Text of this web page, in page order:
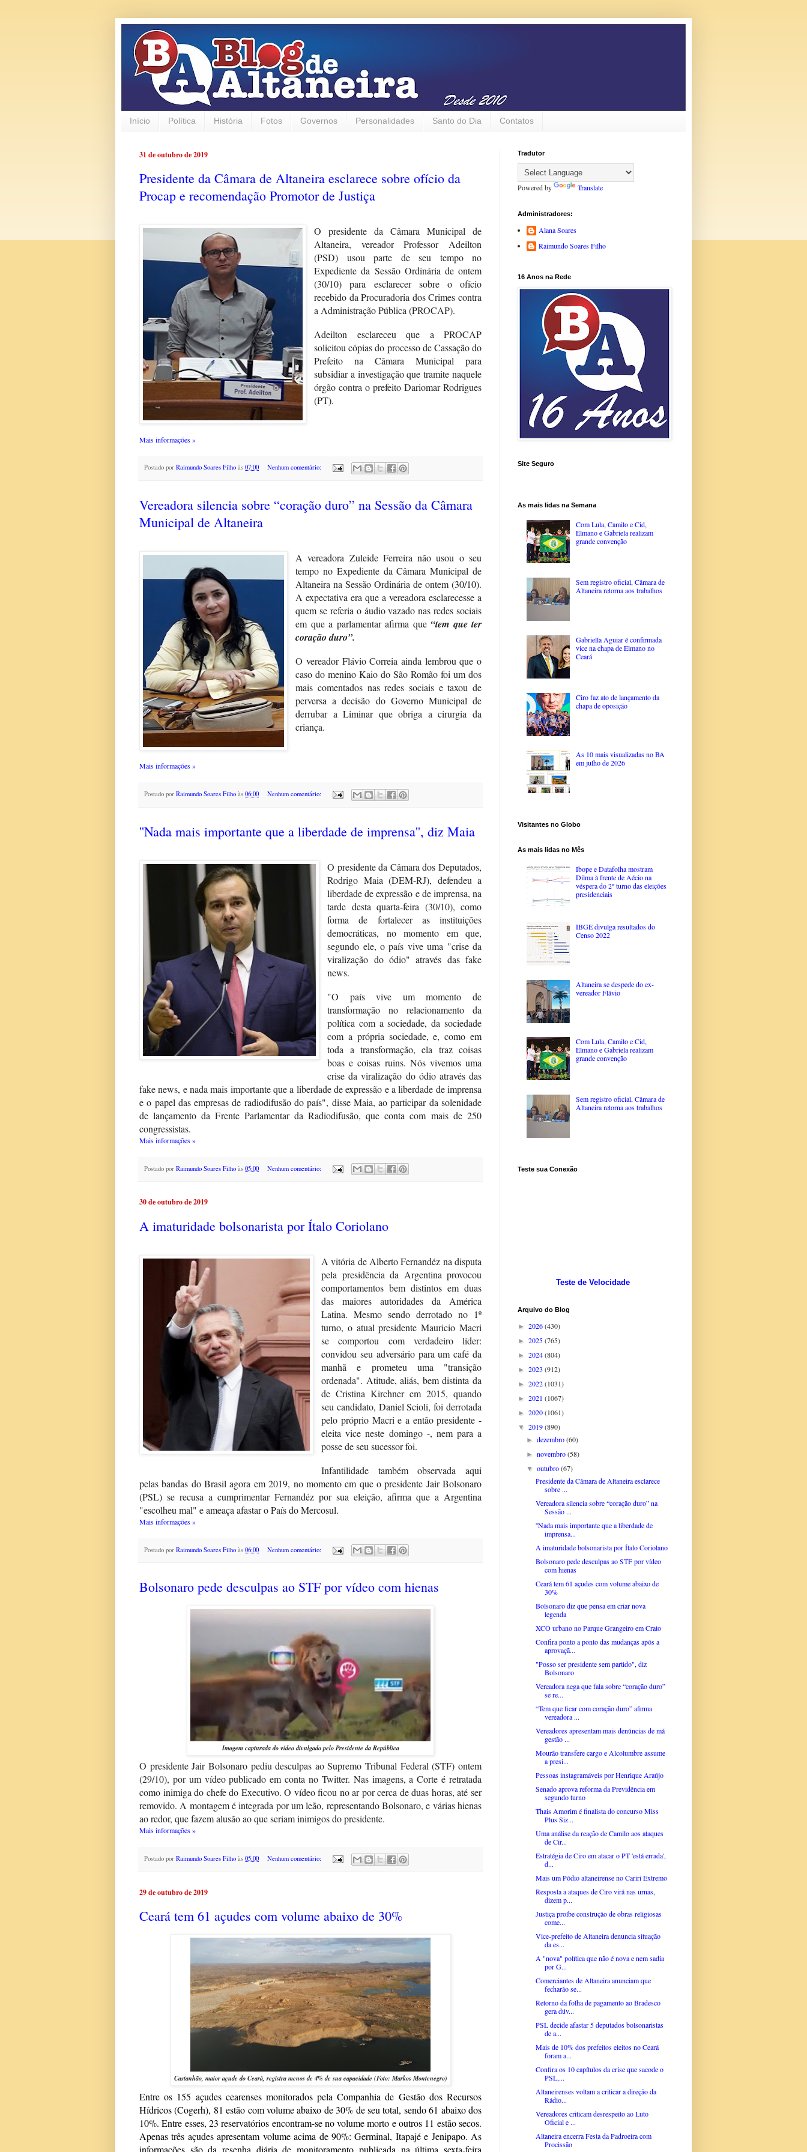
Início Política História Fotos Governos Personalidades Santo do Dia Contatos
31 de outubro de 2019
Presidente da Câmara de Altaneira esclarece sobre ofício da
Procap e recomendação Promotor de Justiça
O presidente da Câmara Municipal de
Altaneira, vereador Professor Adeilton
(PSD) usou parte de seu tempo no
Expediente da Sessão Ordinária de ontem
(30/10) para esclarecer sobre o ofício
recebido da Procuradoria dos Crimes contra
a Administração Pública (PROCAP).
Adeilton esclareceu que a PROCAP
solicitou cópias do processo de Cassação do
Prefeito na Câmara Municipal para
subsidiar a investigação que tramite naquele
órgão contra o prefeito Dariomar Rodrigues
(PT).
Mais informações »
Postado por Raimundo Soares Filho às 07:00 Nenhum comentário:
Vereadora silencia sobre “coração duro” na Sessão da Câmara
Municipal de Altaneira
A vereadora Zuleide Ferreira não usou o seu
tempo no Expediente da Câmara Municipal de
Altaneira na Sessão Ordinária de ontem (30/10).
A expectativa era que a vereadora esclarecesse a
quem se referia o áudio vazado nas redes sociais
em que a parlamentar afirma que “tem que ter
coração duro”.
O vereador Flávio Correia ainda lembrou que o
caso do menino Kaio do São Romão foi um dos
mais comentados nas redes sociais e taxou de
perversa a decisão do Governo Municipal de
derrubar a Liminar que obriga a cirurgia da
criança.
Mais informações »
Postado por Raimundo Soares Filho às 06:00 Nenhum comentário:
''Nada mais importante que a liberdade de imprensa'', diz Maia
O presidente da Câmara dos Deputados,
Rodrigo Maia (DEM-RJ), defendeu a
liberdade de expressão e de imprensa, na
tarde desta quarta-feira (30/10), como
forma de fortalecer as instituições
democráticas, no momento em que,
segundo ele, o país vive uma "crise da
viralização do ódio" através das fake
news.
"O país vive um momento de
transformação no relacionamento da
política com a sociedade, da sociedade
com a própria sociedade, e, como em
toda a transformação, ela traz coisas
boas e coisas ruins. Nós vivemos uma
crise da viralização do ódio através das
fake news, e nada mais importante que a liberdade de expressão e a liberdade de imprensa
e o papel das empresas de radiodifusão do país", disse Maia, ao participar da solenidade
de lançamento da Frente Parlamentar da Radiodifusão, que conta com mais de 250
congressistas.
Mais informações »
Postado por Raimundo Soares Filho às 05:00 Nenhum comentário:
30 de outubro de 2019
A imaturidade bolsonarista por Ítalo Coriolano
A vitória de Alberto Fernandéz na disputa
pela presidência da Argentina provocou
comportamentos bem distintos em duas
das maiores autoridades da América
Latina. Mesmo sendo derrotado no 1º
turno, o atual presidente Mauricio Macri
se comportou com verdadeiro líder:
convidou seu adversário para um café da
manhã e prometeu uma "transição
ordenada". Atitude, aliás, bem distinta da
de Cristina Kirchner em 2015, quando
seu candidato, Daniel Scioli, foi derrotada
pelo próprio Macri e a então presidente -
eleita vice neste domingo -, nem para a
posse de seu sucessor foi.
Infantilidade também observada aqui
pelas bandas do Brasil agora em 2019, no momento em que o presidente Jair Bolsonaro
(PSL) se recusa a cumprimentar Fernandéz por sua eleição, afirma que a Argentina
"escolheu mal" e ameaça afastar o País do Mercosul.
Mais informações »
Postado por Raimundo Soares Filho às 06:00 Nenhum comentário:
Bolsonaro pede desculpas ao STF por vídeo com hienas
Imagem capturada do vídeo divulgado pelo Presidente da República
O presidente Jair Bolsonaro pediu desculpas ao Supremo Tribunal Federal (STF) ontem
(29/10), por um vídeo publicado em conta no Twitter. Nas imagens, a Corte é retratada
como inimiga do chefe do Executivo. O vídeo ficou no ar por cerca de duas horas, até ser
removido. A montagem é integrada por um leão, representando Bolsonaro, e várias hienas
ao redor, que fazem alusão ao que seriam inimigos do presidente.
Mais informações »
Postado por Raimundo Soares Filho às 05:00 Nenhum comentário:
29 de outubro de 2019
Ceará tem 61 açudes com volume abaixo de 30%
Castanhão, maior açude do Ceará, registra menos de 4% de sua capacidade (Foto: Markos Montenegro)
Entre os 155 açudes cearenses monitorados pela Companhia de Gestão dos Recursos
Hídricos (Cogerh), 81 estão com volume abaixo de 30% de seu total, sendo 61 abaixo dos
10%. Entre esses, 23 reservatórios encontram-se no volume morto e outros 11 estão secos.
Apenas três açudes apresentam volume acima de 90%: Germinal, Itapajé e Jenipapo. As
informações são da resenha diária de monitoramento publicada na última sexta-feira
Tradutor
Powered by Translate
Administradores:
Alana Soares
Raimundo Soares Filho
16 Anos na Rede
Site Seguro
As mais lidas na Semana
Com Lula, Camilo e Cid,
Elmano e Gabriela realizam
grande convenção
Sem registro oficial, Câmara de
Altaneira retorna aos trabalhos
Gabriella Aguiar é confirmada
vice na chapa de Elmano no
Ceará
Ciro faz ato de lançamento da
chapa de oposição
As 10 mais visualizadas no BA
em julho de 2026
Visitantes no Globo
As mais lidas no Mês
Ibope e Datafolha mostram
Dilma à frente de Aécio na
véspera do 2º turno das eleições
presidenciais
IBGE divulga resultados do
Censo 2022
Altaneira se despede do ex-
vereador Flávio
Com Lula, Camilo e Cid,
Elmano e Gabriela realizam
grande convenção
Sem registro oficial, Câmara de
Altaneira retorna aos trabalhos
Teste sua Conexão
Teste de Velocidade
Arquivo do Blog
► 2026(430)
► 2025(765)
► 2024(804)
► 2023 (912)
► 2022(1031)
► 2021 (1067)
► 2020(1061)
▼ 2019(890)
►dezembro(60)
►novembro(58)
▼outubro(67)
Presidente da Câmara de Altaneira esclarece
sobre ...
Vereadora silencia sobre “coração duro” na
Sessão ...
''Nada mais importante que a liberdade de
imprensa...
A imaturidade bolsonarista por Ítalo Coriolano
Bolsonaro pede desculpas ao STF por vídeo
com hienas
Ceará tem 61 açudes com volume abaixo de
30%
Bolsonaro diz que pensa em criar nova
legenda
XCO urbano no Parque Grangeiro em Crato
Confira ponto a ponto das mudanças após a
aprovaçã...
"Posso ser presidente sem partido", diz
Bolsonaro
Vereadora nega que fala sobre “coração duro”
se re...
“Tem que ficar com coração duro” afirma
vereadora ...
Vereadores apresentam mais denúncias de má
gestão ...
Mourão transfere cargo e Alcolumbre assume
a presi...
Pessoas instagramáveis por Henrique Araújo
Senado aprova reforma da Previdência em
segundo turno
Thais Amorim é finalista do concurso Miss
Plus Siz...
Uma análise da reação de Camilo aos ataques
de Cir...
Estratégia de Ciro em atacar o PT 'está errada',
d...
Mais um Pódio altaneirense no Cariri Extremo
Resposta a ataques de Ciro virá nas urnas,
dizem p...
Justiça proíbe construção de obras religiosas
come...
Vice-prefeito de Altaneira denuncia situação
da es...
A "nova" política que não é nova e nem sadia
por G...
Comerciantes de Altaneira anunciam que
fecharão se...
Retorno da folha de pagamento ao Bradesco
gera dúv...
PSL decide afastar 5 deputados bolsonaristas
de a...
Mais de 10% dos prefeitos eleitos no Ceará
foram a...
Confira os 10 capítulos da crise que sacode o
PSL,...
Altaneirenses voltam a criticar a direção da
Rádio...
Vereadores criticam desrespeito ao Luto
Oficial e ...
Altaneira encerra Festa da Padroeira com
Procissão